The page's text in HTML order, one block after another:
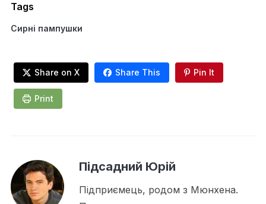
Tags
Сирні пампушки
Share on X Share This Pin It
Print
Підсадний Юрій
Підприємець, родом з Мюнхена.